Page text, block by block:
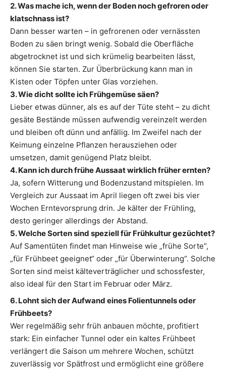
2. Was mache ich, wenn der Boden noch gefroren oder
klatschnass ist?
Dann besser warten – in gefrorenen oder vernässten
Boden zu säen bringt wenig. Sobald die Oberfläche
abgetrocknet ist und sich krümelig bearbeiten lässt,
können Sie starten. Zur Überbrückung kann man in
Kisten oder Töpfen unter Glas vorziehen.
3. Wie dicht sollte ich Frühgemüse säen?
Lieber etwas dünner, als es auf der Tüte steht – zu dicht
gesäte Bestände müssen aufwendig vereinzelt werden
und bleiben oft dünn und anfällig. Im Zweifel nach der
Keimung einzelne Pflanzen herausziehen oder
umsetzen, damit genügend Platz bleibt.
4. Kann ich durch frühe Aussaat wirklich früher ernten?
Ja, sofern Witterung und Bodenzustand mitspielen. Im
Vergleich zur Aussaat im April liegen oft zwei bis vier
Wochen Erntevorsprung drin. Je kälter der Frühling,
desto geringer allerdings der Abstand.
5. Welche Sorten sind speziell für Frühkultur gezüchtet?
Auf Samentüten findet man Hinweise wie „frühe Sorte“,
„für Frühbeet geeignet“ oder „für Überwinterung“. Solche
Sorten sind meist kälteverträglicher und schossfester,
also ideal für den Start im Februar oder März.
6. Lohnt sich der Aufwand eines Folientunnels oder
Frühbeets?
Wer regelmäßig sehr früh anbauen möchte, profitiert
stark: Ein einfacher Tunnel oder ein kaltes Frühbeet
verlängert die Saison um mehrere Wochen, schützt
zuverlässig vor Spätfrost und ermöglicht eine größere